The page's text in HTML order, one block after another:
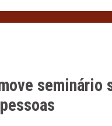
seminário